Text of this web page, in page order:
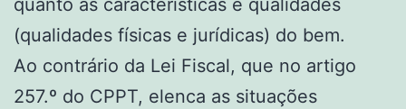
quanto às características e qualidades
(qualidades físicas e jurídicas) do bem.
Ao contrário da Lei Fiscal, que no artigo
257.º do CPPT, elenca as situações